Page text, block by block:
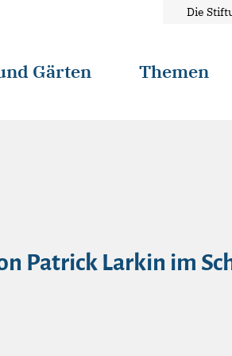
Die
Gärten Themen
Patrick Larkin im